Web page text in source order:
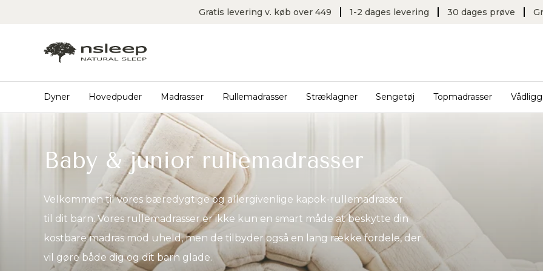
Gratis levering v. køb over 449 1-2 dages levering 30 dages prøve
Dyner Hovedpuder Madrasser Rullemadrasser Stræklagner Sengetøj Topmadrasser
Baby & junior rullemadrasser
Velkommen til vores bæredygtige og allergivenlige kapok-rullemadrasser
til dit barn. Vores rullemadrasser er ikke kun en smart måde at beskytte din
kostbare madras mod uheld, men de tilbyder også en lang række fordele, der
vil gøre både dig og dit barn glade.